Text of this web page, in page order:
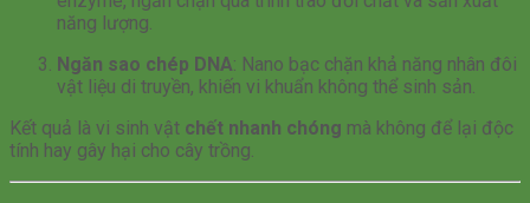
năng lượng.
Ngăn sao chép DNA: Nano bạc chặn khả năng nhân đôi
vật liệu di truyền, khiến vi khuẩn không thể sinh sản.
Kết quả là vi sinh vật chết nhanh chóng mà không để lại độc
tính hay gây hại cho cây trồng.